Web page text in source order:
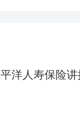
洋人寿保险